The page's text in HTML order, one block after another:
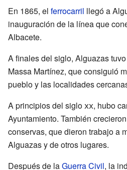
En 1865, el ferrocarril llegó a
inauguración de la línea que
Albacete.
A finales del siglo, Alguazas
Massa Martínez, que consiguió
pueblo y las localidades
A principios del sigloxx, hubo
Ayuntamiento. También
conservas, que dieron trabajo a
Alguazas y de otros lugares.
Después de laGuerra Civil, la